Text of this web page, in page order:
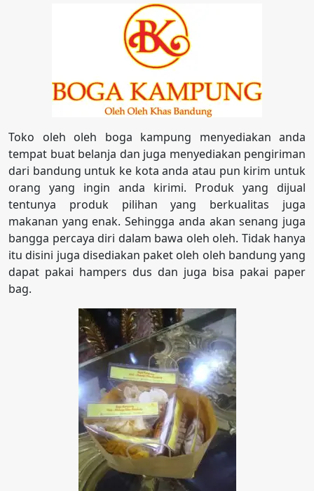
Toko oleh oleh boga kampung menyediakan anda
tempat buat belanja dan juga menyediakan pengiriman
dari bandung untuk ke kota anda atau pun kirim untuk
orang yang ingin anda kirimi. Produk yang dijual
tentunya produk pilihan yang berkualitas juga
makanan yang enak. Sehingga anda akan senang juga
bangga percaya diri dalam bawa oleh oleh. Tidak hanya
itu disini juga disediakan paket oleh oleh bandung yang
dapat pakai hampers dus dan juga bisa pakai paper
bag.